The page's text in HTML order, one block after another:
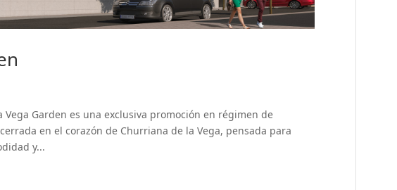
Vega Garden es una exclusiva promoción en régimen de
en el corazón de Churriana de la Vega, pensada para
y...